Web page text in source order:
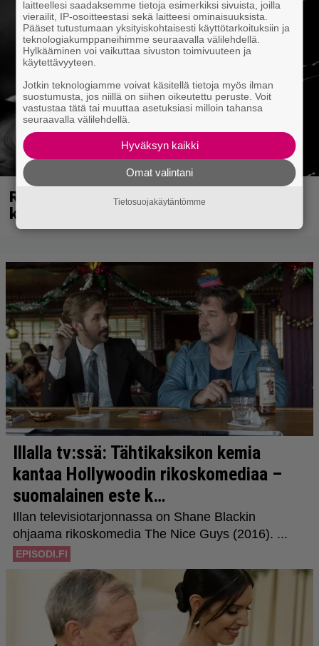
Rushin Neil Peartista ilmestyy ensi
kuussa dokumentti
laitteellesi saadaksemme tietoja esimerkiksi sivuista, joilla
vierailit, IP-osoitteestasi sekä laitteesi ominaisuuksista.
Pääset tutustumaan yksityiskohtaisesti käyttötarkoituksiin ja
teknologiakumppaneihimme seuraavalla välilehdellä.
Hylkääminen voi vaikuttaa sivuston toimivuuteen ja
käytettävyyteen.
Jotkin teknologiamme voivat käsitellä tietoja myös ilman
suostumusta, jos niillä on siihen oikeutettu peruste. Voit
vastustaa tätä tai muuttaa asetuksiasi milloin tahansa
seuraavalla välilehdellä.
Hyväksyn kaikki
Omat valintani
Tietosuojakäytäntömme